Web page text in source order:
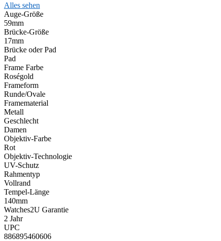
Alles sehen
Auge-Größe
59mm
Brücke-Größe
17mm
Brücke oder Pad
Pad
Frame Farbe
Roségold
Frameform
Runde/Ovale
Framematerial
Metall
Geschlecht
Damen
Objektiv-Farbe
Rot
Objektiv-Technologie
UV-Schutz
Rahmentyp
Vollrand
Tempel-Länge
140mm
Watches2U Garantie
2 Jahr
UPC
886895460606